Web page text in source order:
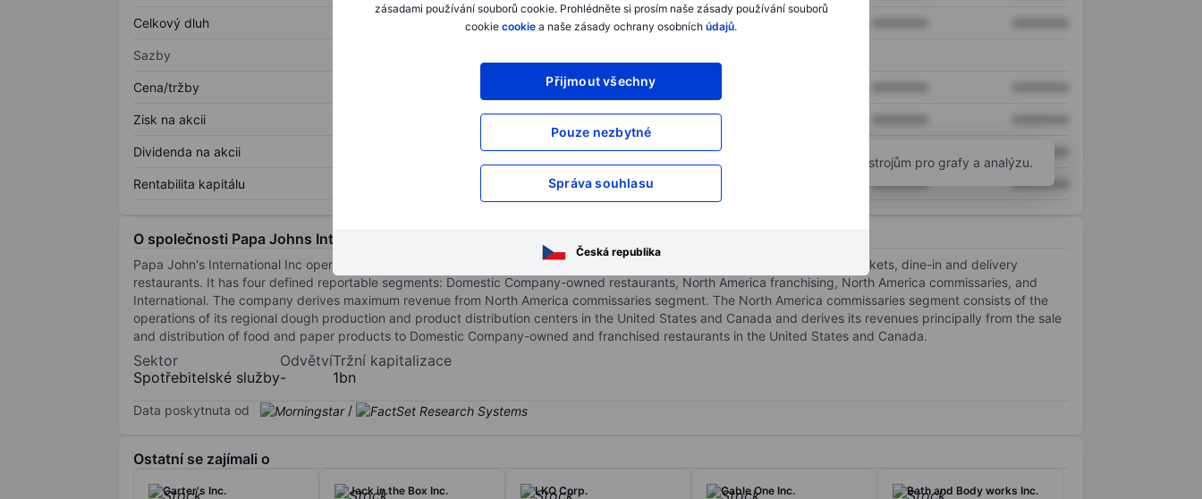
zásadami používání souborů cookie. Prohlédněte si prosím naše zásady používání souborů
cookie cookie a naše zásady ochrany osobních údajů.
Přijmout všechny
Pouze nezbytné
Správa souhlasu
Česká republika
Celkový dluh XXXXXXX XXXXXXX
Sazby
Cena/tržby XXXXXXX
Zisk na akcii XXXXXXX
Dividenda na akcii XXXXXXX
Rentabilita kapitálu XXXXXXX XXXXXXX XXXXXXX
Otevřete si účeta získejte přístup k pokročilým nástrojům pro grafy a analýzu.
O společnosti Papa Johns International Inc.
Papa John's International Inc operates and franchises pizza delivery and carryout restaurants and, in certain international markets, dine-in and delivery
restaurants. It has four defined reportable segments: Domestic Company-owned restaurants, North America franchising, North America commissaries, and
International. The company derives maximum revenue from North America commissaries segment. The North America commissaries segment consists of the
operations of its regional dough production and product distribution centers in the United States and Canada and derives its revenues principally from the sale
and distribution of food and paper products to Domestic Company-owned and franchised restaurants in the United States and Canada.
Sektor
Spotřebitelské služby
Odvětví
-
Tržní kapitalizace
1bn
Data poskytnuta od /
Ostatní se zajímali o
Carter's Inc. Jack in the Box Inc. LKQ Corp. Cable One Inc. Bath and Body works Inc.